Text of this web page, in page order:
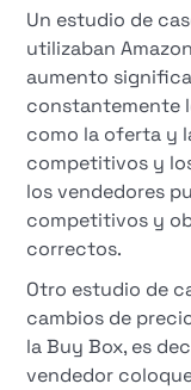
Un estudio de
utilizaban
aumento
constantemente
como la oferta y
competitivos y
los vendedores
competitivos y
correctos.
Otro estudio de
cambios de
la Buy Box, es
vendedor